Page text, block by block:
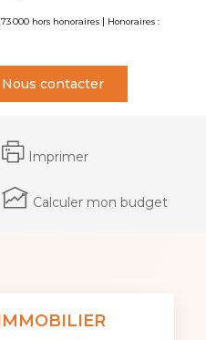
000 hors honoraires | Honoraires :
Nous contacter
Imprimer
Calculer mon budget